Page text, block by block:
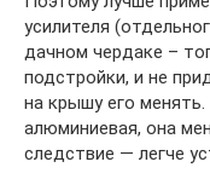
усилителя
дачном чердаке –
подстройки, и не
на крышу его
алюминиевая, она
следствие — легче